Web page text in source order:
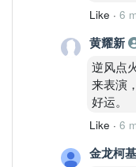
Like · 6
黄耀新
逆风点
来表演
好运。
Like · 6
金龙柯基